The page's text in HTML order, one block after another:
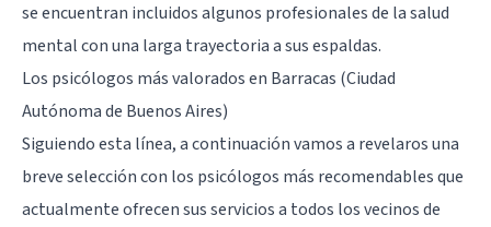
se encuentran incluidos algunos profesionales de la salud
mental con una larga trayectoria a sus espaldas.
Los psicólogos más valorados en Barracas (Ciudad
Autónoma de Buenos Aires)
Siguiendo esta línea, a continuación vamos a revelaros una
breve selección con los psicólogos más recomendables que
actualmente ofrecen sus servicios a todos los vecinos de